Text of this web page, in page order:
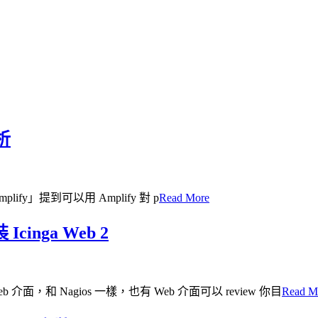
」提到可以用 Amplify 對 pRead More
Icinga Web 2
介面，和 Nagios 一樣，也有 Web 介面可以 review 你目Read